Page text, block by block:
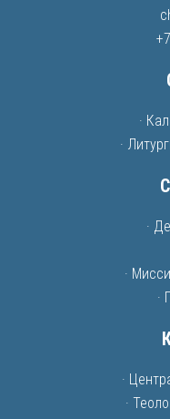
·
·
·
·
·
·
·